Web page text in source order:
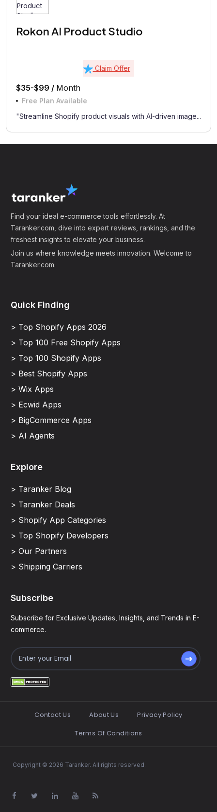
Rokon AI Product Studio
Claim Offer
$35-$99 / Month
Free Plan Available
"Streamline Shopify product visuals with AI-driven image...
Find your ideal e-commerce tools effortlessly. At
Taranker.com, dive into expert reviews, rankings, and the
freshest insights to elevate your business.
Join us where knowledge meets innovation. Welcome to
Taranker.com.
Quick Finding
> Top Shopify Apps 2026
> Top 100 Free Shopify Apps
> Top 100 Shopify Apps
> Best Shopify Apps
> Wix Apps
> Ecwid Apps
> BigCommerce Apps
> AI Agents
Explore
> Taranker Blog
> Taranker Deals
> Shopify App Categories
> Top Shopify Developers
> Our Partners
> Shipping Carriers
Subscribe
Subscribe for Exclusive Updates, Insights, and Trends in E-
commerce.
Contact Us About Us
Privacy Policy
Terms Of Conditions
Copyright © 2026 Taranker. All rights reserved.